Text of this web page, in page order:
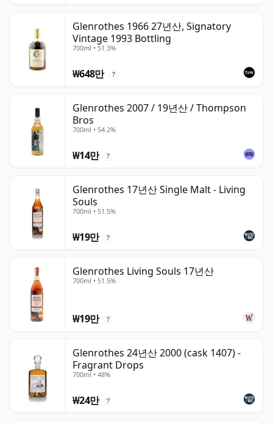
Glenrothes 1966 27년산, Signatory
Vintage 1993 Bottling
700ml • 51.3%
₩648만 ?
Glenrothes 2007 / 19년산 / Thompson
Bros
700ml • 54.2%
₩14만 ?
Glenrothes 17년산 Single Malt - Living
Souls
700ml • 51.5%
₩19만 ?
Glenrothes Living Souls 17년산
700ml • 51.5%
₩19만 ?
Glenrothes 24년산 2000 (cask 1407) -
Fragrant Drops
700ml • 48%
₩24만 ?